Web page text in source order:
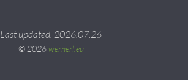
Last updated: 2026.07.26
© 2026wernerl.eu